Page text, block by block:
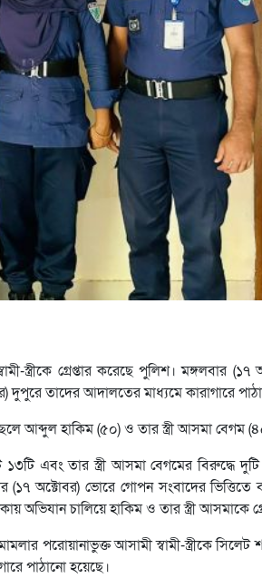
গ্রেপ্তার করেছে পুলিশ। মঙ্গলবার (১৭
দুপুরে তাদের আদালতের মাধ্যমে কারাগারে
আব্দুল হাকিম (৫০) ও তার স্ত্রী আসমা বেগম
এবং তার স্ত্রী আসমা বেগমের বিরুদ্ধে
অক্টোবর) ভোরে গোপন সংবাদের ভিত্তিতে
চালিয়ে হাকিম ও তার স্ত্রী আসমাকে
পরোয়ানাভুক্ত আসামী স্বামী-স্ত্রীকে সিলেট
পাঠানো হয়েছে।